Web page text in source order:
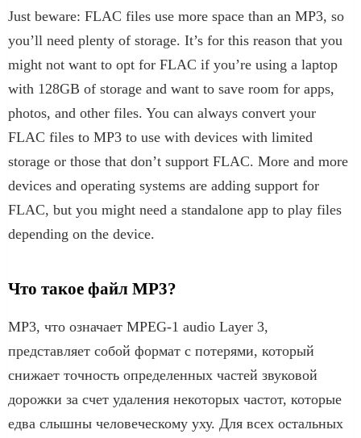
Just beware: FLAC files use more space than an MP3, so
you’ll need plenty of storage. It’s for this reason that you
might not want to opt for FLAC if you’re using a laptop
with 128GB of storage and want to save room for apps,
photos, and other files. You can always convert your
FLAC files to MP3 to use with devices with limited
storage or those that don’t support FLAC. More and more
devices and operating systems are adding support for
FLAC, but you might need a standalone app to play files
depending on the device.
Что такое файл MP3?
MP3, что означает MPEG-1 audio Layer 3,
представляет собой формат с потерями, который
снижает точность определенных частей звуковой
дорожки за счет удаления некоторых частот, которые
едва слышны человеческому уху. Для всех остальных